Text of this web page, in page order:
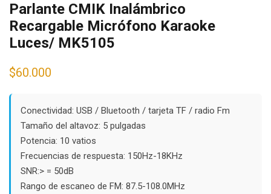
Parlante CMIK Inalámbrico
Recargable Micrófono Karaoke
Luces/ MK5105
$60.000
Conectividad: USB / Bluetooth / tarjeta TF / radio Fm
Tamaño del altavoz: 5 pulgadas
Potencia: 10 vatios
Frecuencias de respuesta: 150Hz-18KHz
SNR:> = 50dB
Rango de escaneo de FM: 87.5-108.0MHz